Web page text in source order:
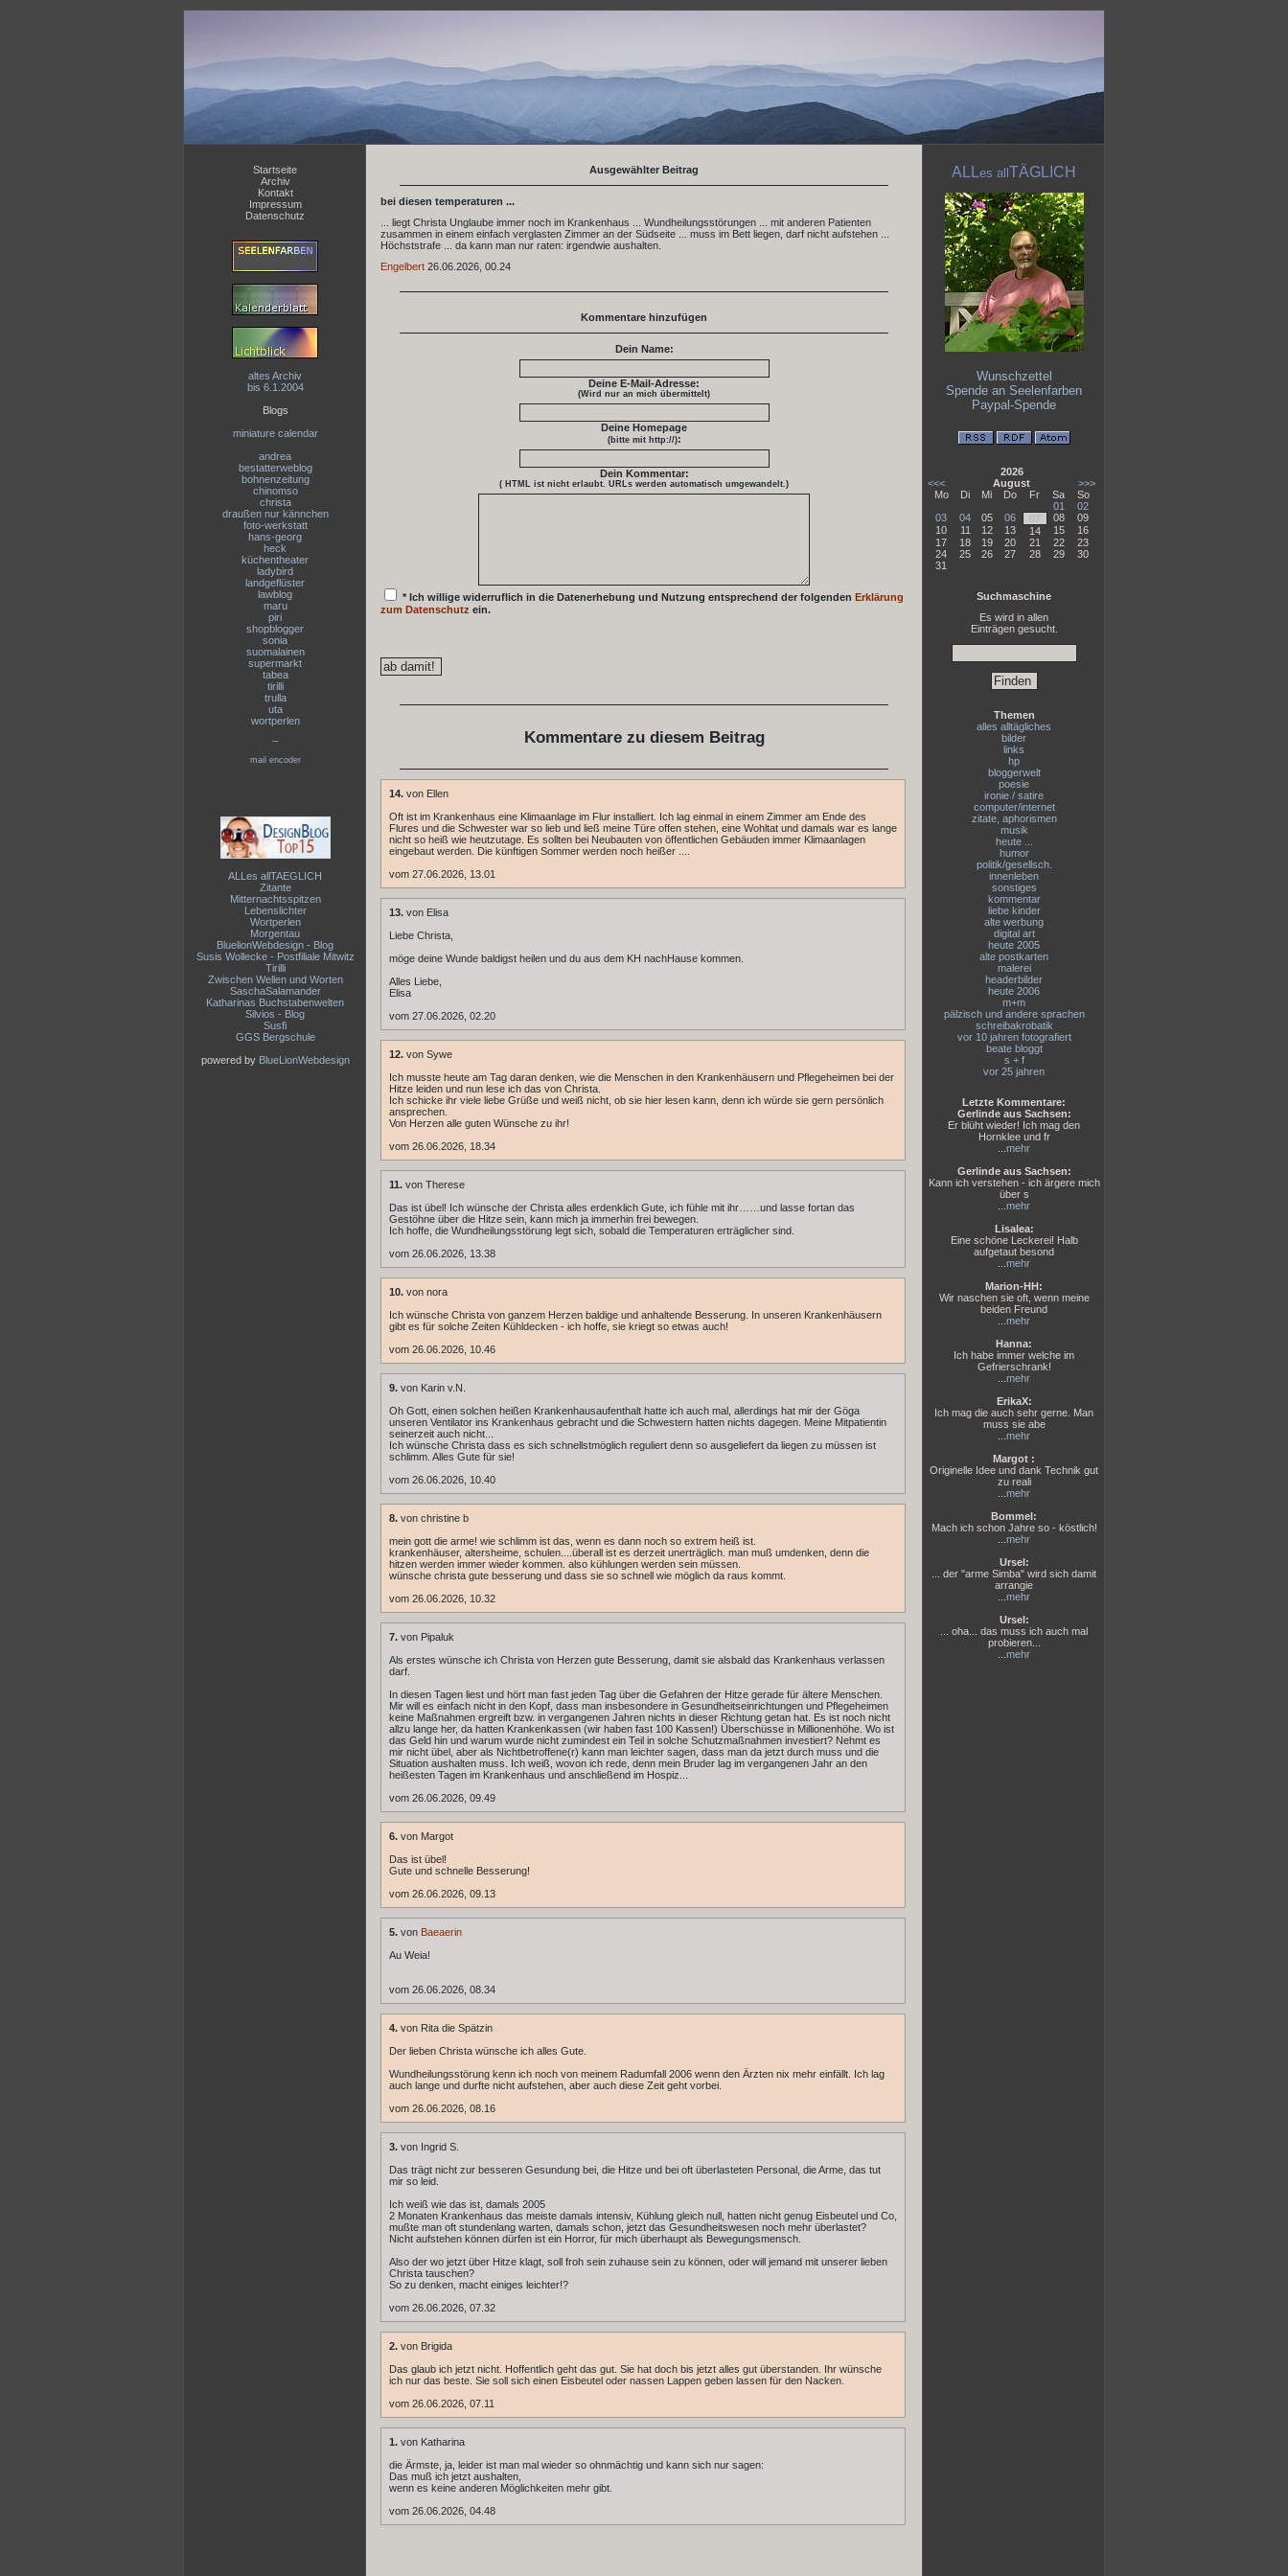
Startseite
Archiv
Kontakt
Impressum
Datenschutz
altes Archiv
bis 6.1.2004
Blogs
miniature calendar
andrea
bestatterweblog
bohnenzeitung
chinomso
christa
draußen nur kännchen
foto-werkstatt
hans-georg
heck
küchentheater
ladybird
landgeflüster
lawblog
maru
piri
shopblogger
sonia
suomalainen
supermarkt
tabea
tirilli
trulla
uta
wortperlen
--
mail encoder
ALLes allTAEGLICH
Zitante
Mitternachtsspitzen
Lebenslichter
Wortperlen
Morgentau
BluelionWebdesign - Blog
Susis Wollecke - Postfiliale Mitwitz
Tirilli
Zwischen Wellen und Worten
SaschaSalamander
Katharinas Buchstabenwelten
Silvios - Blog
Susfi
GGS Bergschule
powered by BlueLionWebdesign
Ausgewählter Beitrag
bei diesen temperaturen ...
... liegt Christa Unglaube immer noch im Krankenhaus ... Wundheilungsstörungen ... mit anderen Patienten
zusammen in einem einfach verglasten Zimmer an der Südseite ... muss im Bett liegen, darf nicht aufstehen ...
Höchststrafe ... da kann man nur raten: irgendwie aushalten.
Engelbert 26.06.2026, 00.24
Kommentare hinzufügen
Dein Name:
Deine E-Mail-Adresse:
(Wird nur an mich übermittelt)
Deine Homepage
(bitte mit http://):
Dein Kommentar:
( HTML ist nicht erlaubt. URLs werden automatisch umgewandelt.)
* Ich willige widerruflich in die Datenerhebung und Nutzung entsprechend der folgenden Erklärung
zum Datenschutz ein.
Kommentare zu diesem Beitrag
14. von Ellen
Oft ist im Krankenhaus eine Klimaanlage im Flur installiert. Ich lag einmal in einem Zimmer am Ende des
Flures und die Schwester war so lieb und ließ meine Türe offen stehen, eine Wohltat und damals war es lange
nicht so heiß wie heutzutage. Es sollten bei Neubauten von öffentlichen Gebäuden immer Klimaanlagen
eingebaut werden. Die künftigen Sommer werden noch heißer ....
vom 27.06.2026, 13.01
13. von Elisa
Liebe Christa,
möge deine Wunde baldigst heilen und du aus dem KH nachHause kommen.
Alles Liebe,
Elisa
vom 27.06.2026, 02.20
12. von Sywe
Ich musste heute am Tag daran denken, wie die Menschen in den Krankenhäusern und Pflegeheimen bei der
Hitze leiden und nun lese ich das von Christa.
Ich schicke ihr viele liebe Grüße und weiß nicht, ob sie hier lesen kann, denn ich würde sie gern persönlich
ansprechen.
Von Herzen alle guten Wünsche zu ihr!
vom 26.06.2026, 18.34
11. von Therese
Das ist übel! Ich wünsche der Christa alles erdenklich Gute, ich fühle mit ihr……und lasse fortan das
Gestöhne über die Hitze sein, kann mich ja immerhin frei bewegen.
Ich hoffe, die Wundheilungsstörung legt sich, sobald die Temperaturen erträglicher sind.
vom 26.06.2026, 13.38
10. von nora
Ich wünsche Christa von ganzem Herzen baldige und anhaltende Besserung. In unseren Krankenhäusern
gibt es für solche Zeiten Kühldecken - ich hoffe, sie kriegt so etwas auch!
vom 26.06.2026, 10.46
9. von Karin v.N.
Oh Gott, einen solchen heißen Krankenhausaufenthalt hatte ich auch mal, allerdings hat mir der Göga
unseren Ventilator ins Krankenhaus gebracht und die Schwestern hatten nichts dagegen. Meine Mitpatientin
seinerzeit auch nicht...
Ich wünsche Christa dass es sich schnellstmöglich reguliert denn so ausgeliefert da liegen zu müssen ist
schlimm. Alles Gute für sie!
vom 26.06.2026, 10.40
8. von christine b
mein gott die arme! wie schlimm ist das, wenn es dann noch so extrem heiß ist.
krankenhäuser, altersheime, schulen....überall ist es derzeit unerträglich. man muß umdenken, denn die
hitzen werden immer wieder kommen. also kühlungen werden sein müssen.
wünsche christa gute besserung und dass sie so schnell wie möglich da raus kommt.
vom 26.06.2026, 10.32
7. von Pipaluk
Als erstes wünsche ich Christa von Herzen gute Besserung, damit sie alsbald das Krankenhaus verlassen
darf.
In diesen Tagen liest und hört man fast jeden Tag über die Gefahren der Hitze gerade für ältere Menschen.
Mir will es einfach nicht in den Kopf, dass man insbesondere in Gesundheitseinrichtungen und Pflegeheimen
keine Maßnahmen ergreift bzw. in vergangenen Jahren nichts in dieser Richtung getan hat. Es ist noch nicht
allzu lange her, da hatten Krankenkassen (wir haben fast 100 Kassen!) Überschüsse in Millionenhöhe. Wo ist
das Geld hin und warum wurde nicht zumindest ein Teil in solche Schutzmaßnahmen investiert? Nehmt es
mir nicht übel, aber als Nichtbetroffene(r) kann man leichter sagen, dass man da jetzt durch muss und die
Situation aushalten muss. Ich weiß, wovon ich rede, denn mein Bruder lag im vergangenen Jahr an den
heißesten Tagen im Krankenhaus und anschließend im Hospiz...
vom 26.06.2026, 09.49
6. von Margot
Das ist übel!
Gute und schnelle Besserung!
vom 26.06.2026, 09.13
5. von Baeaerin
Au Weia!
vom 26.06.2026, 08.34
4. von Rita die Spätzin
Der lieben Christa wünsche ich alles Gute.
Wundheilungsstörung kenn ich noch von meinem Radumfall 2006 wenn den Ärzten nix mehr einfällt. Ich lag
auch lange und durfte nicht aufstehen, aber auch diese Zeit geht vorbei.
vom 26.06.2026, 08.16
3. von Ingrid S.
Das trägt nicht zur besseren Gesundung bei, die Hitze und bei oft überlasteten Personal, die Arme, das tut
mir so leid.
Ich weiß wie das ist, damals 2005
2 Monaten Krankenhaus das meiste damals intensiv, Kühlung gleich null, hatten nicht genug Eisbeutel und Co,
mußte man oft stundenlang warten, damals schon, jetzt das Gesundheitswesen noch mehr überlastet?
Nicht aufstehen können dürfen ist ein Horror, für mich überhaupt als Bewegungsmensch.
Also der wo jetzt über Hitze klagt, soll froh sein zuhause sein zu können, oder will jemand mit unserer lieben
Christa tauschen?
So zu denken, macht einiges leichter!?
vom 26.06.2026, 07.32
2. von Brigida
Das glaub ich jetzt nicht. Hoffentlich geht das gut. Sie hat doch bis jetzt alles gut überstanden. Ihr wünsche
ich nur das beste. Sie soll sich einen Eisbeutel oder nassen Lappen geben lassen für den Nacken.
vom 26.06.2026, 07.11
1. von Katharina
die Ärmste, ja, leider ist man mal wieder so ohnmächtig und kann sich nur sagen:
Das muß ich jetzt aushalten,
wenn es keine anderen Möglichkeiten mehr gibt.
vom 26.06.2026, 04.48
ALLes all TÄGLICH
Wunschzettel
Spende an Seelenfarben
Paypal-Spende
2026
<<<
August
>>>
Mo
Di Mi Do Fr Sa
So
01
02
03
04 05 06 07 08
09
10
11 12 13 14 15
16
17
18 19 20 21 22
23
24
25 26 27 28 29
30
31
Suchmaschine
Es wird in allen
Einträgen gesucht.
Themen
alles alltägliches
bilder
links
hp
bloggerwelt
poesie
ironie / satire
computer/internet
zitate, aphorismen
musik
heute ...
humor
politik/gesellsch.
innenleben
sonstiges
kommentar
liebe kinder
alte werbung
digital art
heute 2005
alte postkarten
malerei
headerbilder
heute 2006
m+m
pälzisch und andere sprachen
schreibakrobatik
vor 10 jahren fotografiert
beate bloggt
s + f
vor 25 jahren
Letzte Kommentare:
Gerlinde aus Sachsen:
Er blüht wieder! Ich mag den
Hornklee und fr
mehr
Gerlinde aus Sachsen:
Kann ich verstehen - ich ärgere mich
über s
mehr
Lisalea:
Eine schöne Leckerei! Halb
aufgetaut besond
mehr
Marion-HH:
Wir naschen sie oft, wenn meine
beiden Freund
mehr
Hanna:
Ich habe immer welche im
Gefrierschrank!
mehr
ErikaX:
Ich mag die auch sehr gerne. Man
muss sie abe
mehr
Margot :
Originelle Idee und dank Technik gut
zu reali
mehr
Bommel:
Mach ich schon Jahre so - köstlich!
mehr
Ursel:
... der "arme Simba" wird sich damit
arrangie
mehr
Ursel:
... oha... das muss ich auch mal
probieren...
mehr